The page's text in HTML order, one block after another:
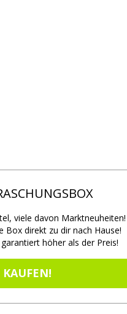
viele davon Marktneuheiten!
Box direkt zu dir nach Hause!
höher als der Preis!
KAUFEN!